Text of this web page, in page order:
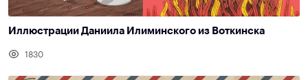
Иллюстрации Даниила Илиминского из Воткинска
1830